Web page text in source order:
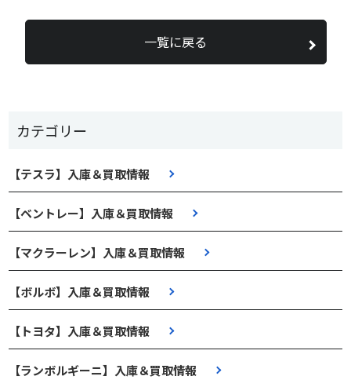
カテゴリー
【テスラ】入庫＆買取情報
【ベントレー】入庫＆買取情報
【マクラーレン】入庫＆買取情報
【ボルボ】入庫＆買取情報
【トヨタ】入庫＆買取情報
【ランボルギーニ】入庫＆買取情報
一覧に戻る